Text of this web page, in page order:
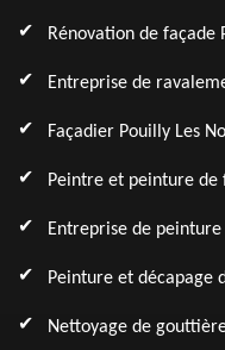
Rénovation de façade
Entreprise de
Façadier Pouilly Les
Peintre et peinture de
Entreprise de
Peinture et décapage
Nettoyage de